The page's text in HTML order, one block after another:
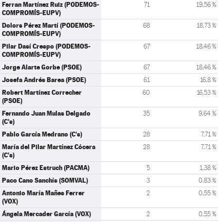
Ferran Martínez Ruiz (PODEMOS-
COMPROMÍS-EUPV)
71 19,56 %
Dolors Pérez Martí (PODEMOS-
COMPROMÍS-EUPV)
68 18,73 %
Pilar Dasí Crespo (PODEMOS-
COMPROMÍS-EUPV)
67 18,46 %
Jorge Alarte Gorbe (PSOE) 67 18,46 %
Josefa Andrés Barea (PSOE) 61 16,8 %
Robert Martínez Correcher
(PSOE)
60 16,53 %
Fernando Juan Mulas Delgado
(C's)
35 9,64 %
Pablo García Medrano (C's) 28 7,71 %
María del Pilar Martínez Cócera
(C's)
28 7,71 %
Mario Pérez Estruch (PACMA) 5 1,38 %
Paco Cano Sanchís (SOMVAL) 3 0,83 %
Antonio María Mañes Ferrer
(VOX)
2 0,55 %
Ángela Mercader García (VOX) 2 0,55 %